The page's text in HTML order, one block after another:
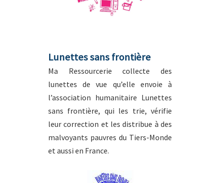
Lunettes sans frontière
Ma Ressourcerie collecte des
lunettes de vue qu’elle envoie à
l’association humanitaire Lunettes
sans frontière, qui les trie, vérifie
leur correction et les distribue à des
malvoyants pauvres du Tiers-Monde
et aussi en France.